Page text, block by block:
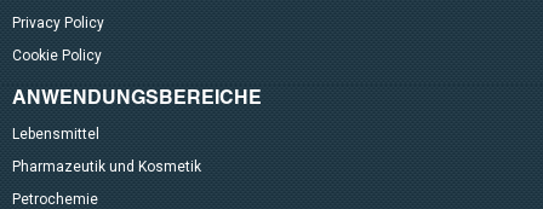
Privacy Policy
Cookie Policy
ANWENDUNGSBEREICHE
Lebensmittel
Pharmazeutik und Kosmetik
Petrochemie